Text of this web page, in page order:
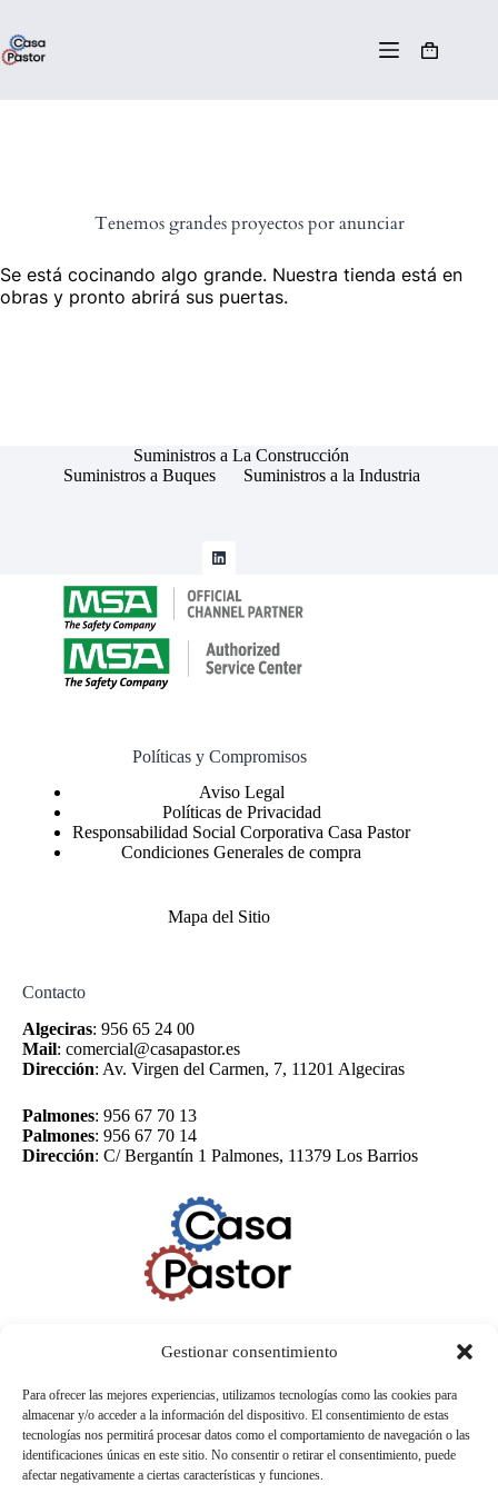
Gestionar consentimiento
Para ofrecer las mejores experiencias, utilizamos tecnologías como las cookies para
almacenar y/o acceder a la información del dispositivo. El consentimiento de estas
tecnologías nos permitirá procesar datos como el comportamiento de navegación o las
identificaciones únicas en este sitio. No consentir o retirar el consentimiento, puede
afectar negativamente a ciertas características y funciones.
Tenemos grandes proyectos por anunciar
Se está cocinando algo grande. Nuestra tienda está en
obras y pronto abrirá sus puertas.
Suministros a La Construcción
Suministros a Buques
Suministros a la Industria
Políticas y Compromisos
Políticas de Privacidad
Responsabilidad Social Corporativa Casa Pastor
Condiciones Generales de compra
Mapa del Sitio
Contacto
Algeciras: 956 65 24 00
Mail: comercial@casapastor.es
Dirección: Av. Virgen del Carmen, 7, 11201 Algeciras
Palmones: 956 67 70 13
Palmones: 956 67 70 14
Dirección: C/ Bergantín 1 Palmones, 11379 Los Barrios